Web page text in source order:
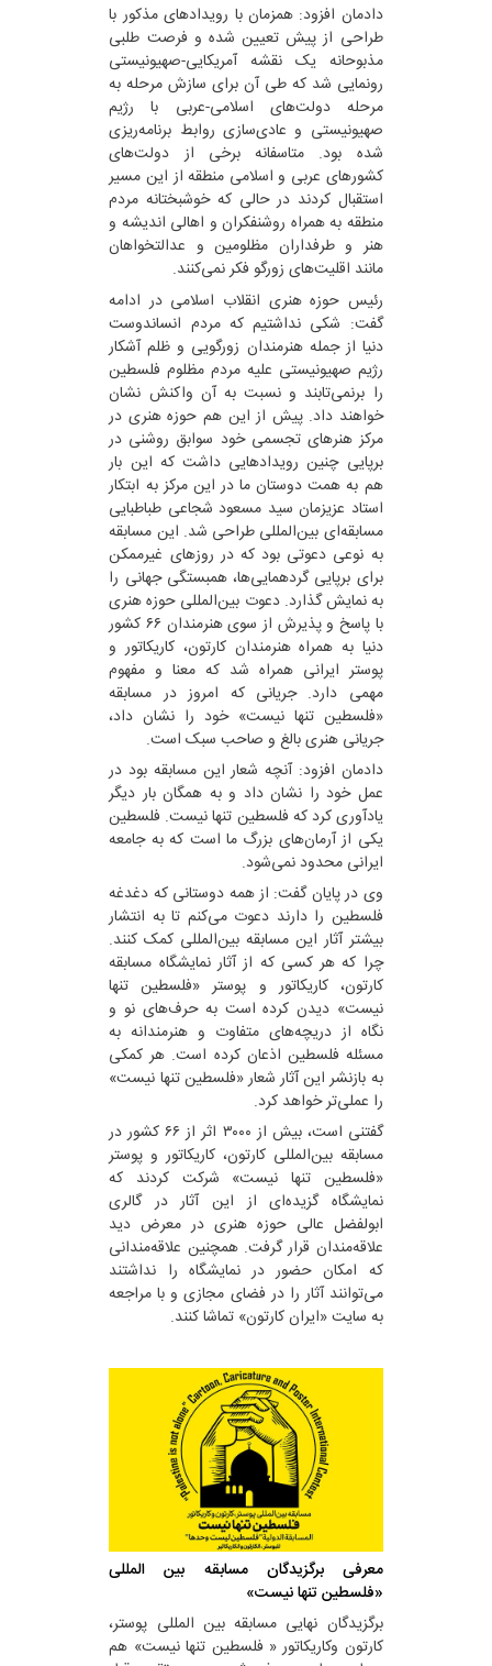
دادمان افزود: همزمان با رویدادهای مذکور با
طراحی از پیش تعیین شده و فرصت طلبی
مذبوحانه یک نقشه آمریکایی-صهیونیستی
رونمایی شد که طی آن برای سازش مرحله به
مرحله دولت‌های اسلامی-عربی با رژیم
صهیونیستی و عادی‌سازی روابط برنامه‌ریزی
شده بود. متاسفانه برخی از دولت‌های
کشورهای عربی و اسلامی منطقه از این مسیر
استقبال کردند در حالی که خوشبختانه مردم
منطقه به همراه روشنفکران و اهالی اندیشه و
هنر و طرفداران مظلومین و عدالت‎خواهان
مانند اقلیت‌های زورگو فکر نمی‌کنند.
رئیس حوزه هنری انقلاب اسلامی در ادامه
گفت: شکی نداشتیم که مردم انساندوست
دنیا از جمله هنرمندان زورگویی و ظلم آشکار
رژیم صهیونیستی علیه مردم مظلوم فلسطین
را برنمی‌تابند و نسبت به آن واکنش نشان
خواهند داد. پیش از این هم حوزه هنری در
مرکز هنرهای تجسمی خود سوابق روشنی در
برپایی چنین رویدادهایی داشت که این بار
هم به همت دوستان ما در این مرکز به ابتکار
استاد عزیزمان سید مسعود شجاعی طباطبایی
مسابقه‌ای بین‌المللی طراحی شد. این مسابقه
به نوعی دعوتی بود که در روزهای غیرممکن
برای برپایی گردهمایی‌ها، همبستگی‌ جهانی را
به نمایش گذارد. دعوت بین‌المللی حوزه هنری
با پاسخ و پذیرش از سوی هنرمندان ۶۶ کشور
دنیا به همراه هنرمندان کارتون، کاریکاتور و
پوستر ایرانی همراه شد که معنا و مفهوم
مهمی دارد. جریانی که امروز در مسابقه
«فلسطین تنها نیست» خود را نشان داد،
جریانی هنری بالغ و صاحب سبک است.
دادمان افزود: آنچه شعار این مسابقه بود در
عمل خود را نشان داد و به همگان بار دیگر
یادآوری کرد که فلسطین تنها نیست. فلسطین
یکی از آرمان‌های بزرگ ما است که به جامعه
ایرانی محدود نمی‌شود.
وی در پایان گفت: از همه دوستانی که دغدغه
فلسطین را دارند دعوت می‌کنم تا به انتشار
بیشتر آثار این مسابقه بین‌المللی کمک کنند.
چرا که هر کسی که از آثار نمایشگاه مسابقه
کارتون، کاریکاتور و پوستر «فلسطین تنها
نیست» دیدن کرده است به حرف‌های نو و
نگاه از دریچه‌های متفاوت و هنرمندانه به
مسئله فلسطین اذعان کرده است. هر کمکی
به بازنشر این آثار شعار «فلسطین تنها نیست»
را عملی‌تر خواهد کرد.
گفتنی است، بیش از ۳۰۰۰ اثر از ۶۶ کشور در
مسابقه بین‌المللی کارتون، کاریکاتور و پوستر
«فلسطین تنها نیست» شرکت کردند که
نمایشگاه گزیده‌ای از این آثار در گالری
ابولفضل عالی حوزه هنری در معرض دید
علاقه‌مندان قرار گرفت. همچنین علاقه‌مندانی
که امکان حضور در نمایشگاه را نداشتند
می‌توانند آثار را در فضای مجازی و با مراجعه
به سایت «ایران کارتون» تماشا کنند.
معرفی برگزیدگان مسابقه بین المللی
«فلسطین تنها نیست»
برگزیدگان نهایی مسابقه بین المللی پوستر،
کارتون وکاریکاتور « فلسطین تنها نیست» هم